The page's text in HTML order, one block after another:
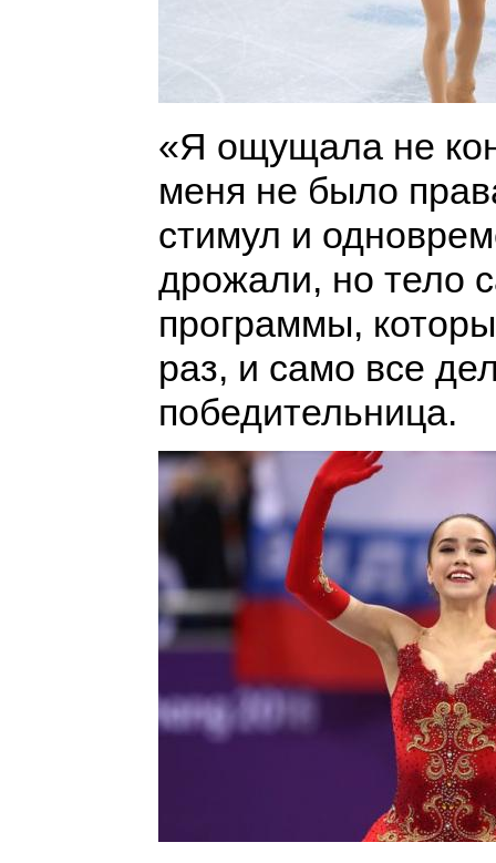
«Я ощущала не
меня не было
стимул и
дрожали, но тело
программы,
раз, и само все
победительница.